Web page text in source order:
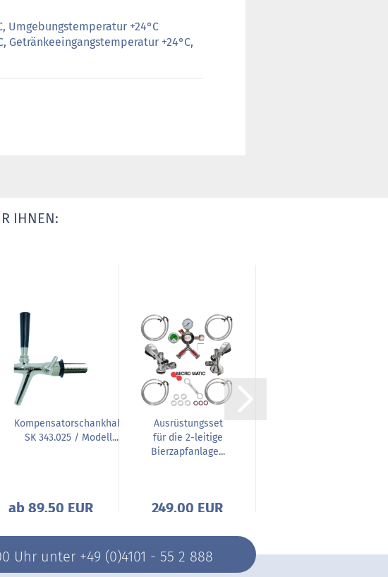
Umgebungstemperatur +24°C
Getränkeeingangstemperatur +24°C,
IHNEN:
Kompensatorschankhahn
SK 343.025 / Modell...
ab 89,50 EUR
Ausrüstungsset
für die 2-leitige
Bierzapfanlage...
249,00 EUR
Uhr unter +49 (0)4101 - 55 2 888